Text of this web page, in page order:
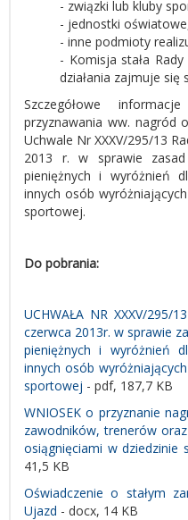
- związki lub kluby
- jednostki
- inne podmioty
- Komisja stała
działania zajmuje się
Szczegółowe
przyznawania ww. nagród
Uchwale Nr XXXV/295/13
2013 r. w sprawie
pieniężnych i wyróżnień
innych osób
sportowej.
Do pobrania:
UCHWAŁA NR XXXV/295/
czerwca 2013r. w sprawie
pieniężnych i wyróżnień
innych osób
sportowej - pdf, 187,7 KB
WNIOSEK o przyznanie
zawodników, trenerów
osiągnięciami w dziedzinie
41,5 KB
Oświadczenie o stałym
Ujazd - docx, 14 KB